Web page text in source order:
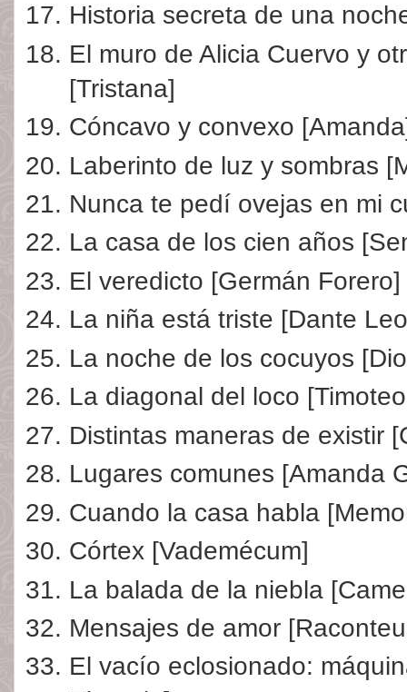
Historia secreta de una
El muro de Alicia Cuervo y
[Tristana]
Cóncavo y convexo
Laberinto de luz y sombras
Nunca te pedí ovejas en mi
La casa de los cien años
El veredicto [Germán Forero]
La niña está triste [Dante
La noche de los cocuyos
La diagonal del loco
Distintas maneras de existir
Lugares comunes [Amanda
Cuando la casa habla
Córtex [Vademécum]
La balada de la niebla
Mensajes de amor
El vacío eclosionado: